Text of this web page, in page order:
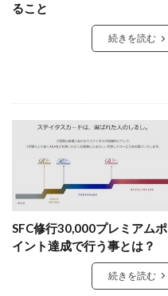
ること
続きを読む
SFC修行30,000プレミアムポ
イント達成で行う事とは？
続きを読む